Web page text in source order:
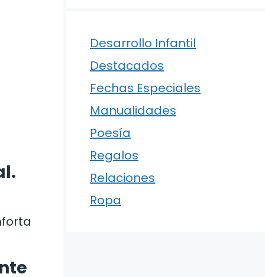
Desarrollo Infantil
Destacados
Fechas Especiales
Manualidades
Poesía
Regalos
Relaciones
Ropa